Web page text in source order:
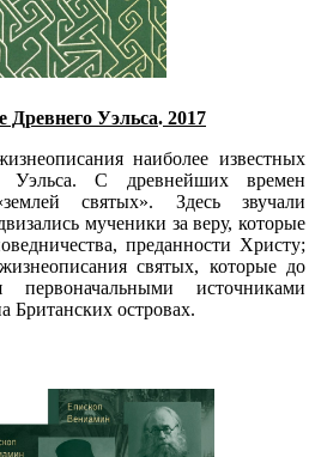
Уэльса. 2017
наиболее известных
Уэльса. С древнейших времен
святых». Здесь звучали
мученики за веру, которые
преданности Христу;
святых, которые до
источниками
Британских островах.